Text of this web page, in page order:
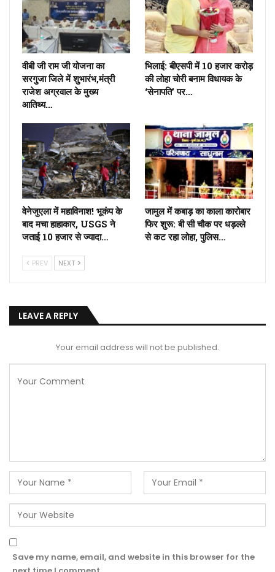
वीबी जी राम जी योजना का
सरगुजा जिले में शुभारंभ,मंत्री
राजेश अग्रवाल के मुख्य
आतिथ्य…
भिलाई: बीएसपी में 10 हजार करोड़
की लोहा चोरी बनाम विधायक के
‘सेनापति’ पर…
वेनेजुएला में महाविनाश! भूकंप के
बाद मचा हाहाकार, USGS ने
जताई 10 हजार से ज्यादा…
जामुल में कबाड़ का काला कारोबार
फिर शुरू: बी सी चौक पर धड़ल्ले
से कट रहा लोहा, पुलिस…
PREV NEXT
LEAVE A REPLY
Your email address will not be published.
Save my name, email, and website in this browser for the